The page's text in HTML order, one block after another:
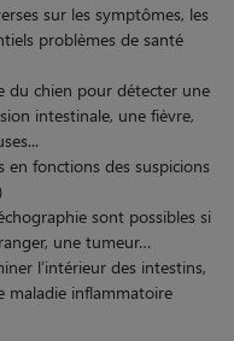
sur les symptômes, les
problèmes de santé
du chien pour détecter une
intestinale, une fièvre,
en fonctions des suspicions
sont possibles si
une tumeur…
l’intérieur des intestins,
maladie inflammatoire